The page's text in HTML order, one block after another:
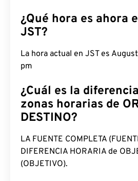
¿Qué hora es ahora
JST?
La hora actual en JST es
pm
¿Cuál es la
zonas horarias de
DESTINO?
LA FUENTE COMPLETA
DIFERENCIA HORARIA de
(OBJETIVO).